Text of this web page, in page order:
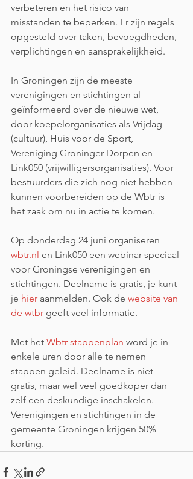
verbeteren en het risico van
misstanden te beperken. Er zijn regels
opgesteld over taken, bevoegdheden,
verplichtingen en aansprakelijkheid.
In Groningen zijn de meeste
verenigingen en stichtingen al
geïnformeerd over de nieuwe wet,
door koepelorganisaties als Vrijdag
(cultuur), Huis voor de Sport,
Vereniging Groninger Dorpen en
Link050 (vrijwilligersorganisaties). Voor
bestuurders die zich nog niet hebben
kunnen voorbereiden op de Wbtr is
het zaak om nu in actie te komen.
Op donderdag 24 juni organiseren
wbtr.nl en Link050 een webinar speciaal
voor Groningse verenigingen en
stichtingen. Deelname is gratis, je kunt
je hier aanmelden. Ook de website van
de wtbr geeft veel informatie.
Met het Wbtr-stappenplan word je in
enkele uren door alle te nemen
stappen geleid. Deelname is niet
gratis, maar wel veel goedkoper dan
zelf een deskundige inschakelen.
Verenigingen en stichtingen in de
gemeente Groningen krijgen 50%
korting.